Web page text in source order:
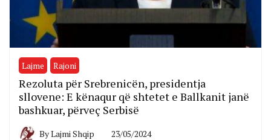
Lajme Rajoni
Rezoluta për Srebrenicën, presidentja
sllovene: E kënaqur që shtetet e Ballkanit janë
bashkuar, përveç Serbisë
ByLajmi Shqip 23/05/2024